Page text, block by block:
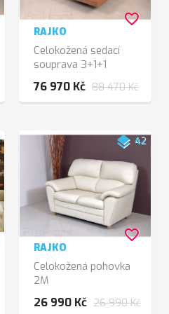
RAJKO
Celokožená sedací
souprava 3+1+1
76 970 Kč 88 470 Kč
favorite_border
layers 42
RAJKO
Celokožená pohovka
2M
26 990 Kč 26 990 Kč
favorite_border